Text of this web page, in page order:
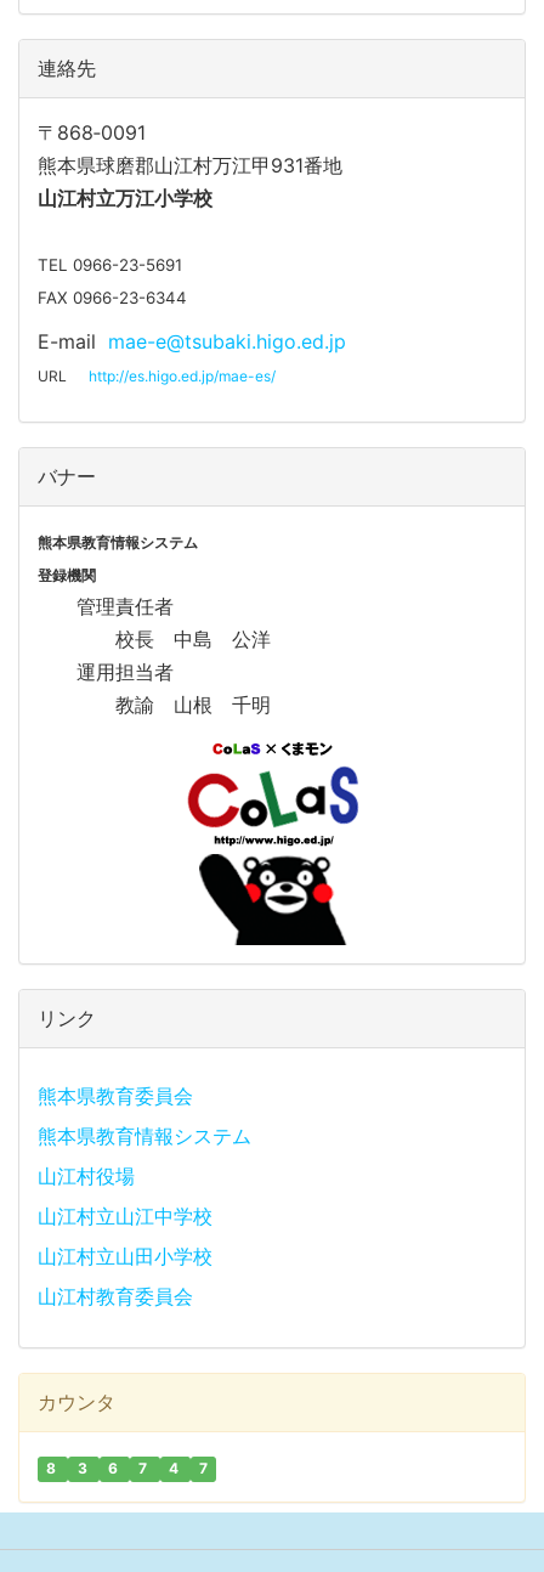
連絡先
〒868‐0091
熊本県球磨郡山江村万江甲931番地
山江村立万江小学校
TEL 0966-23-5691
FAX 0966-23-6344
E-mail mae-e@tsubaki.higo.ed.jp
URL http://es.higo.ed.jp/mae-es/
バナー
熊本県教育情報システム
登録機関
管理責任者
校長 中島 公洋
運用担当者
教諭 山根 千明
リンク
熊本県教育委員会
熊本県教育情報システム
山江村役場
山江村立山江中学校
山江村立山田小学校
山江村教育委員会
カウンタ
8 3 6 7 4 7